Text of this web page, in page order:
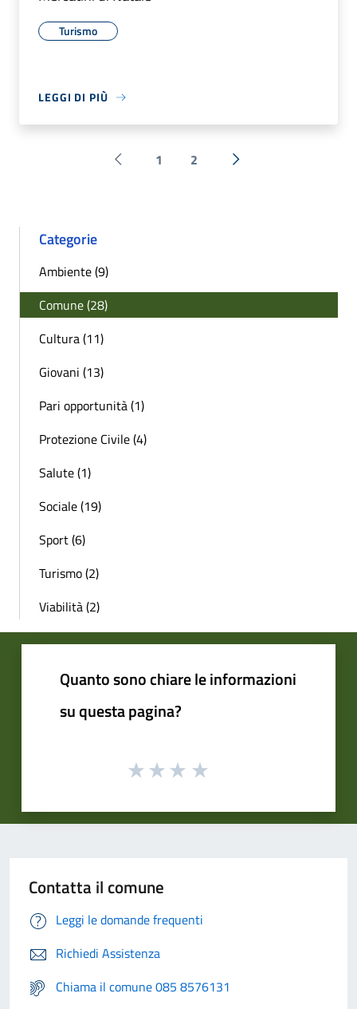
Turismo
LEGGI DI PIÙ
Pagina precedente
1 2 Successiva »
Categorie
Ambiente (9)
Comune (28)
Cultura (11)
Giovani (13)
Pari opportunità (1)
Protezione Civile (4)
Salute (1)
Sociale (19)
Sport (6)
Turismo (2)
Viabilità (2)
Quanto sono chiare le informazioni
su questa pagina?
Contatta il comune
Leggi le domande frequenti
Richiedi Assistenza
Chiama il comune 085 8576131